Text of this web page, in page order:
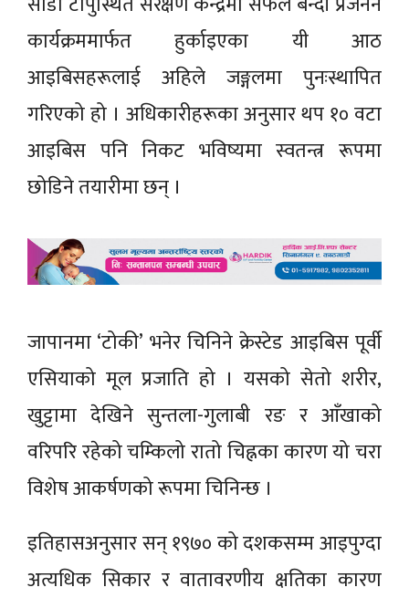
कार्यक्रममार्फत हुर्काइएका यी आठ
आइबिसहरूलाई अहिले जङ्गलमा पुनःस्थापित
गरिएको हो । अधिकारीहरूका अनुसार थप १० वटा
आइबिस पनि निकट भविष्यमा स्वतन्त्र रूपमा
छोडिने तयारीमा छन् ।
जापानमा ‘टोकी’ भनेर चिनिने क्रेस्टेड आइबिस पूर्वी
एसियाको मूल प्रजाति हो । यसको सेतो शरीर,
खुट्टामा देखिने सुन्तला-गुलाबी रङ र आँखाको
वरिपरि रहेको चम्किलो रातो चिह्नका कारण यो चरा
विशेष आकर्षणको रूपमा चिनिन्छ ।
इतिहासअनुसार सन् १९७० को दशकसम्म आइपुग्दा
अत्यधिक सिकार र वातावरणीय क्षतिका कारण